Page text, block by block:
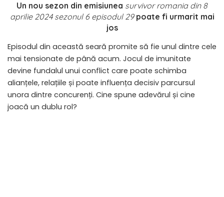
Un nou sezon din emisiunea survivor romania din 8
aprilie 2024 sezonul 6 episodul 29poate fi urmarit mai
jos
​Episodul din această seară promite să fie unul dintre cele
mai tensionate de până acum. Jocul de imunitate
devine fundalul unui conflict care poate schimba
alianțele, relațiile și poate influența decisiv parcursul
unora dintre concurenți. Cine spune adevărul și cine
joacă un dublu rol?